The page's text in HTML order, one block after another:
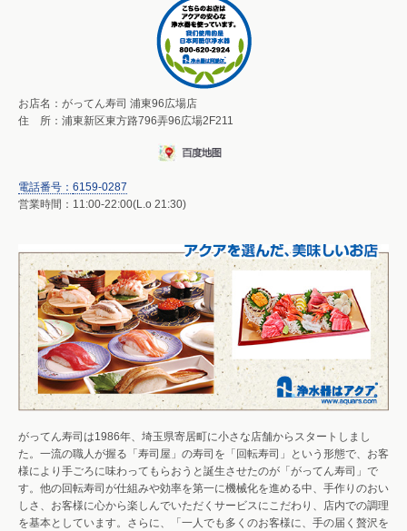
お店名：がってん寿司 浦東96広場店
住 所：浦東新区東方路796弄96広場2F211
電話番号： 6159-0287
営業時間：11:00-22:00(L.o 21:30)
がってん寿司は1986年、埼玉県寄居町に小さな店舗からスタートしまし
た。一流の職人が握る「寿司屋」の寿司を「回転寿司」という形態で、お客
様により手ごろに味わってもらおうと誕生させたのが「がってん寿司」で
す。他の回転寿司が仕組みや効率を第一に機械化を進める中、手作りのおい
しさ、お客様に心から楽しんでいただくサービスにこだわり、店内での調理
を基本としています。さらに、「一人でも多くのお客様に、手の届く贅沢を